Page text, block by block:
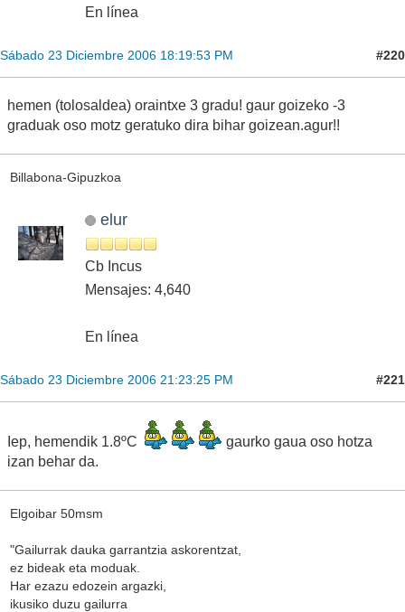
En línea
Sábado 23 Diciembre 2006 18:19:53 PM #220
hemen (tolosaldea) oraintxe 3 gradu! gaur goizeko -3
graduak oso motz geratuko dira bihar goizean.agur!!
Billabona-Gipuzkoa
elur
Cb Incus
Mensajes: 4,640
En línea
Sábado 23 Diciembre 2006 21:23:25 PM #221
Iep, hemendik 1.8ºC
gaurko gaua oso hotza
izan behar da.
Elgoibar 50msm
"Gailurrak dauka garrantzia askorentzat,
ez bideak eta moduak.
Har ezazu edozein argazki,
ikusiko duzu gailurra